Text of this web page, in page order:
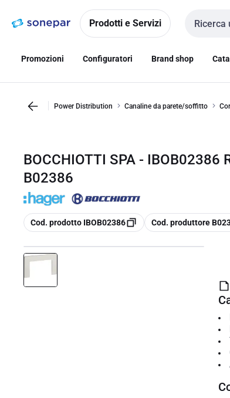
navigazionealla
Prodotti e Servizi
Cerca input
Promozioni Configuratori Brand shop
Power Distribution Canaline da parete/soffitto
BOCCHIOTTI SPA - IBOB02386
B02386
copia
Cod. prodotto IBOB02386 copia
Cod. produttore